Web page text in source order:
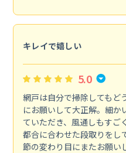
キレイで嬉しい
5.0
網戸は自分で掃除してもど
にお願いして大正解。細か
ていただき、風通しもすご
都合に合わせた段取りをし
節の変わり目にまたお願い